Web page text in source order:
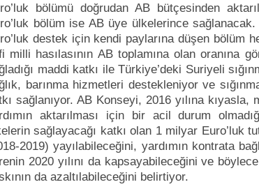
bölümü doğrudan AB bütçesinden
bölüm ise AB üye ülkelerince
destek için kendi paylarına düşen bölüm
milli hasılasının AB toplamına olan oranına
maddi katkı ile Türkiye’deki Suriyeli
barınma hizmetleri destekleniyor ve
sağlanıyor. AB Konseyi, 2016 yılına kıyasla,
aktarılması için bir acil durum
sağlayacağı katkı olan 1 milyar Euro’luk
2019) yayılabileceğini, yardımın kontrata
2020 yılını da kapsayabileceğini ve
da azaltılabileceğini belirtiyor.